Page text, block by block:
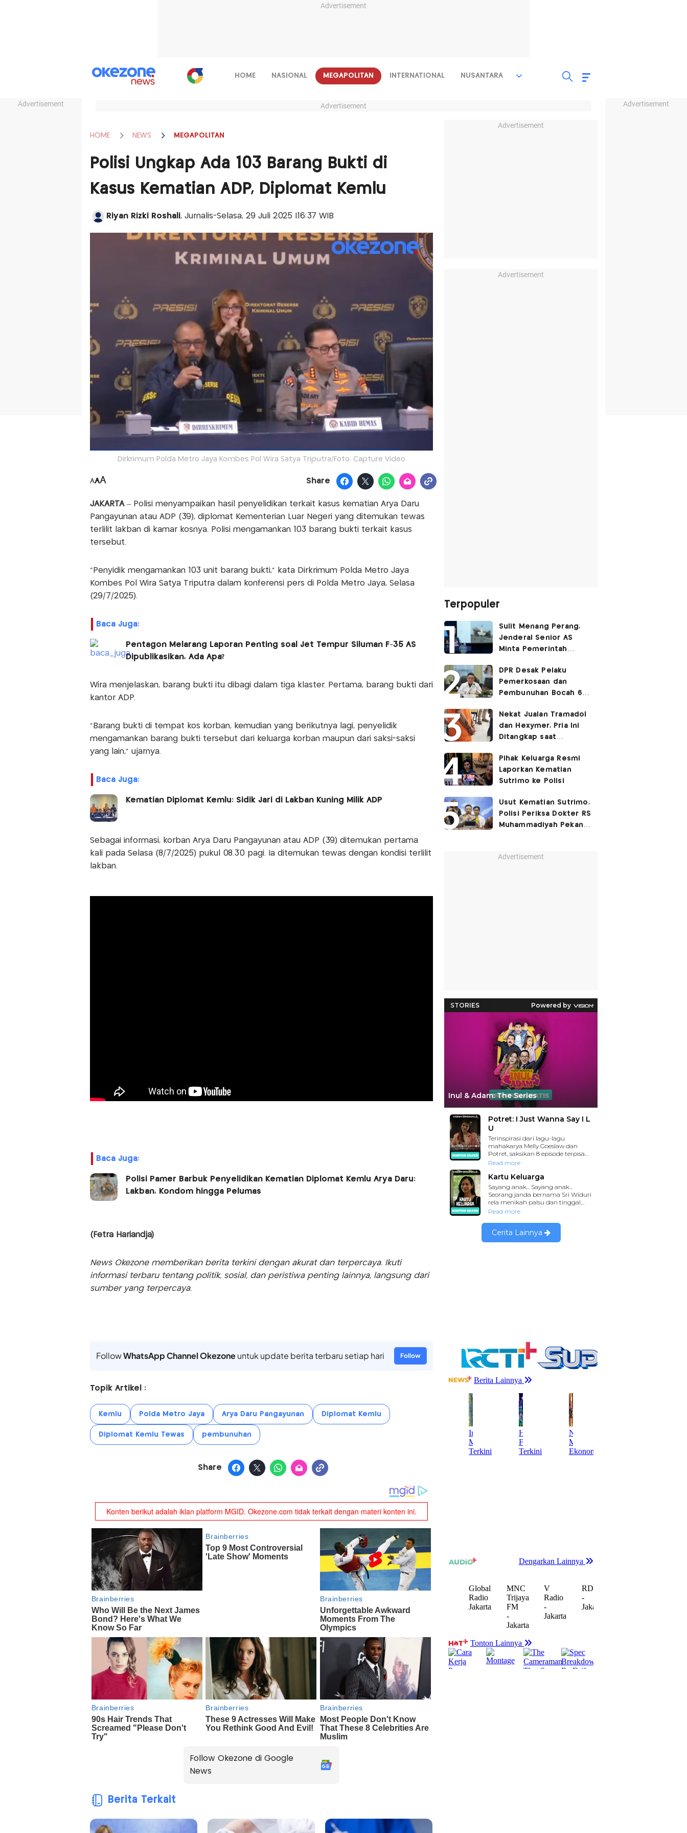
Advertisement
Advertisement Advertisement
HOME NASIONAL MEGAPOLITAN INTERNATIONAL NUSANTARA
Advertisement
HOME NEWS MEGAPOLITAN
Polisi Ungkap Ada 103 Barang Bukti di
Kasus Kematian ADP, Diplomat Kemlu
Riyan Rizki Roshali, Jurnalis-Selasa, 29 Juli 2025 |16:37 WIB
Dirkrimum Polda Metro Jaya Kombes Pol Wira Satya Triputra/Foto: Capture Video
AAA Share
JAKARTA– Polisi menyampaikan hasil penyelidikan terkait kasus kematian Arya Daru
Pangayunan atau ADP (39), diplomat Kementerian Luar Negeri yang ditemukan tewas
terlilit lakban di kamar kosnya. Polisi mengamankan 103 barang bukti terkait kasus
tersebut.
“Penyidik mengamankan 103 unit barang bukti,” kata Dirkrimum Polda Metro Jaya
Kombes Pol Wira Satya Triputra dalam konferensi pers di Polda Metro Jaya, Selasa
(29/7/2025).
Baca Juga:
Pentagon Melarang Laporan Penting soal Jet Tempur Siluman F-35 AS
Dipublikasikan, Ada Apa?
Wira menjelaskan, barang bukti itu dibagi dalam tiga klaster. Pertama, barang bukti dari
kantor ADP.
“Barang bukti di tempat kos korban, kemudian yang berikutnya lagi, penyelidik
mengamankan barang bukti tersebut dari keluarga korban maupun dari saksi-saksi
yang lain," ujarnya.
Baca Juga:
Kematian Diplomat Kemlu: Sidik Jari di Lakban Kuning Milik ADP
Sebagai informasi, korban Arya Daru Pangayunan atau ADP (39) ditemukan pertama
kali pada Selasa (8/7/2025) pukul 08.30 pagi. Ia ditemukan tewas dengan kondisi terlilit
lakban.
Baca Juga:
Polisi Pamer Barbuk Penyelidikan Kematian Diplomat Kemlu Arya Daru:
Lakban, Kondom hingga Pelumas
(Fetra Hariandja)
News Okezone memberikan berita terkini dengan akurat dan terpercaya. Ikuti
informasi terbaru tentang politik, sosial, dan peristiwa penting lainnya, langsung dari
sumber yang terpercaya.
FollowWhatsApp Channel Okezoneuntuk update berita terbaru setiap hari Follow
Topik Artikel :
Kemlu Polda Metro Jaya Arya Daru Pangayunan Diplomat Kemlu
Diplomat Kemlu Tewas pembunuhan
Share
Follow Okezone di Google
News
Berita Terkait
Advertisement
Advertisement
Terpopuler
Sulit Menang Perang,
Jenderal Senior AS
Minta Pemerintah
Lawan Iran
DPR Desak Pelaku
Pemerkosaan dan
Pembunuhan Bocah 6
Dihukum Seumur Hidup
Nekat Jualan Tramadol
dan Hexymer, Pria Ini
Ditangkap saat
Pihak Keluarga Resmi
Laporkan Kematian
Sutrimo ke Polisi
Usut Kematian Sutrimo,
Polisi Periksa Dokter RS
Muhammadiyah Pekan
Advertisement